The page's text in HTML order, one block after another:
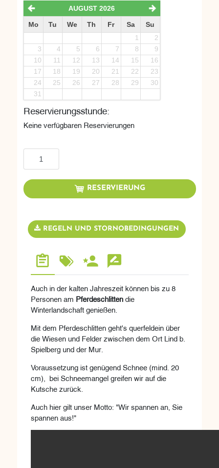
AUGUST 2026
Mo Tu We Th Fr Sa
Su
1
2
3
4 5 6 7 8
9
10
11 12 13 14 15
16
17
18 19 20 21 22
23
24
25 26 27 28 29
30
31
Reservierungsstunde:
Keine verfügbaren Reservierungen
RESERVIERUNG
REGELN UND STORNOBEDINGUNGEN
Auch in der kalten Jahreszeit können bis zu 8
Personen am Pferdeschlittendie
Winterlandschaft genießen.
Mit dem Pferdeschlitten geht's querfeldein über
die Wiesen und Felder zwischen dem Ort Lind b.
Spielberg und der Mur.
Voraussetzung ist genügend Schnee (mind. 20
cm), bei Schneemangel greifen wir auf die
Kutsche zurück.
Auch hier gilt unser Motto: "Wir spannen an, Sie
spannen aus!"